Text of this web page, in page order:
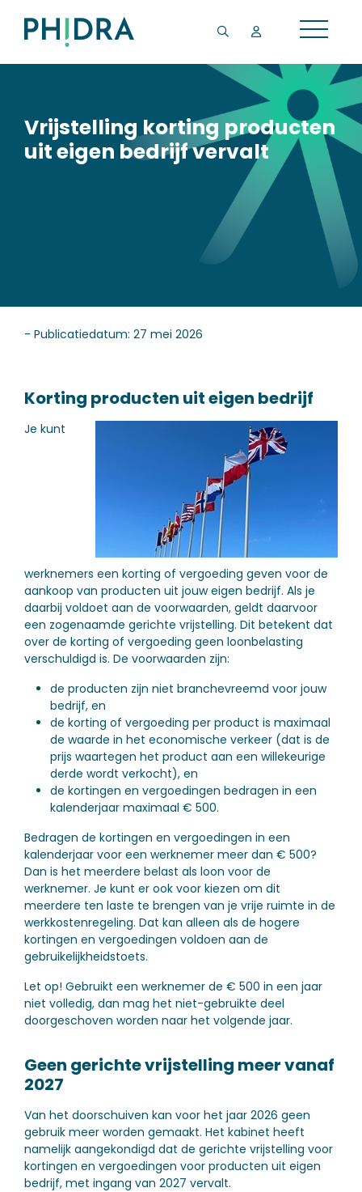
Vrijstelling korting producten
uit eigen bedrijf vervalt
- Publicatiedatum: 27 mei 2026
Korting producten uit eigen bedrijf
Je kunt
werknemers een korting of vergoeding geven voor de
aankoop van producten uit jouw eigen bedrijf. Als je
daarbij voldoet aan de voorwaarden, geldt daarvoor
een zogenaamde gerichte vrijstelling. Dit betekent dat
over de korting of vergoeding geen loonbelasting
verschuldigd is. De voorwaarden zijn:
de producten zijn niet branchevreemd voor jouw
bedrijf, en
de korting of vergoeding per product is maximaal
de waarde in het economische verkeer (dat is de
prijs waartegen het product aan een willekeurige
derde wordt verkocht), en
de kortingen en vergoedingen bedragen in een
kalenderjaar maximaal € 500.
Bedragen de kortingen en vergoedingen in een
kalenderjaar voor een werknemer meer dan € 500?
Dan is het meerdere belast als loon voor de
werknemer. Je kunt er ook voor kiezen om dit
meerdere ten laste te brengen van je vrije ruimte in de
werkkostenregeling. Dat kan alleen als de hogere
kortingen en vergoedingen voldoen aan de
gebruikelijkheidstoets.
Let op! Gebruikt een werknemer de € 500 in een jaar
niet volledig, dan mag het niet-gebruikte deel
doorgeschoven worden naar het volgende jaar.
Geen gerichte vrijstelling meer vanaf
2027
Van het doorschuiven kan voor het jaar 2026 geen
gebruik meer worden gemaakt. Het kabinet heeft
namelijk aangekondigd dat de gerichte vrijstelling voor
kortingen en vergoedingen voor producten uit eigen
bedrijf, met ingang van 2027 vervalt.